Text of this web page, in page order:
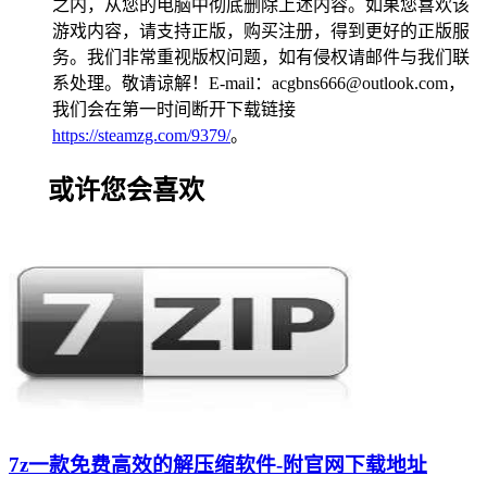
之内，从您的电脑中彻底删除上述内容。如果您喜欢该
游戏内容，请支持正版，购买注册，得到更好的正版服
务。我们非常重视版权问题，如有侵权请邮件与我们联
系处理。敬请谅解！E-mail：acgbns666@outlook.com，
我们会在第一时间断开下载链接
https://steamzg.com/9379/。
或许您会喜欢
7z一款免费高效的解压缩软件-附官网下载地址